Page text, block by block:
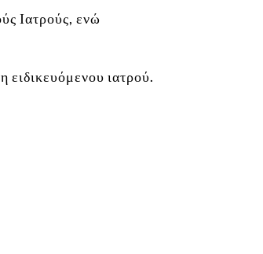
Ιατρούς, ενώ
ειδικευόμενου ιατρού.